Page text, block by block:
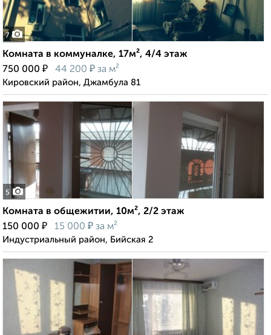
7
Комната в коммуналке, 17м², 4/4 этаж
750 000 ₽ 44 200 ₽ за м²
Кировский район, Джамбула 81
5
Комната в общежитии, 10м², 2/2 этаж
150 000 ₽ 15 000 ₽ за м²
Индустриальный район, Бийская 2